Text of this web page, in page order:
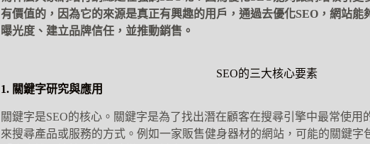
有價值的，因為它的來源是真正有興趣的用戶，通過去優化SEO，網站能
曝光度、建立品牌信任，並推動銷售。
SEO的三大核心要素
1. 關鍵字研究與應用
關鍵字是SEO的核心。關鍵字是為了找出潛在顧客在搜尋引擎中最常使用
來搜尋產品或服務的方式。例如一家販售健身器材的網站，可能的關鍵字